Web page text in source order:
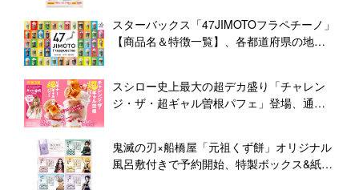
スターバックス「47JIMOTOフラペチーノ」
【商品名＆特徴一覧】、各都道府県の地元
スシロー史上最大の超デカ盛り「チャレン
ジ・ザ・超ギャル曽根パフェ」登場、通常
鬼滅の刃×船橋屋「元祖くず餅」オリジナル
風呂敷付きで予約開始、特製ボックス&紙袋